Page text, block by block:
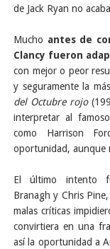
de Jack Ryan no
Mucho antes de
Clancy fueron
con mejor o peor
y seguramente la
del Octubre rojo
interpretar al
como Harrison
oportunidad, aunque
El último intento
Branagh y Chris
malas críticas
convirtiera en una
así la oportunidad a